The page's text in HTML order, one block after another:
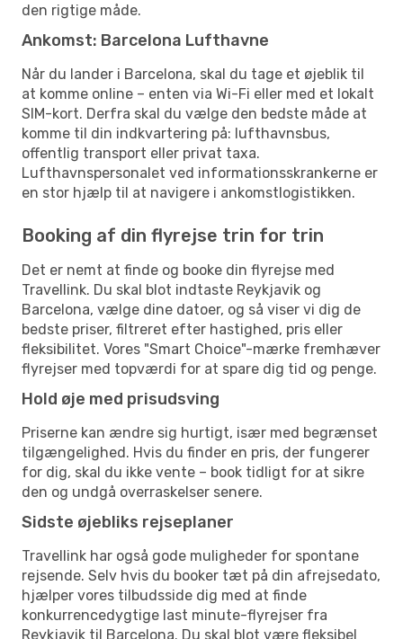
den rigtige måde.
Ankomst: Barcelona Lufthavne
Når du lander i Barcelona, skal du tage et øjeblik til
at komme online – enten via Wi-Fi eller med et lokalt
SIM-kort. Derfra skal du vælge den bedste måde at
komme til din indkvartering på: lufthavnsbus,
offentlig transport eller privat taxa.
Lufthavnspersonalet ved informationsskrankerne er
en stor hjælp til at navigere i ankomstlogistikken.
Booking af din flyrejse trin for trin
Det er nemt at finde og booke din flyrejse med
Travellink. Du skal blot indtaste Reykjavik og
Barcelona, vælge dine datoer, og så viser vi dig de
bedste priser, filtreret efter hastighed, pris eller
fleksibilitet. Vores "Smart Choice"-mærke fremhæver
flyrejser med topværdi for at spare dig tid og penge.
Hold øje med prisudsving
Priserne kan ændre sig hurtigt, især med begrænset
tilgængelighed. Hvis du finder en pris, der fungerer
for dig, skal du ikke vente – book tidligt for at sikre
den og undgå overraskelser senere.
Sidste øjebliks rejseplaner
Travellink har også gode muligheder for spontane
rejsende. Selv hvis du booker tæt på din afrejsedato,
hjælper vores tilbudsside dig med at finde
konkurrencedygtige last minute-flyrejser fra
Reykjavik til Barcelona. Du skal blot være fleksibel